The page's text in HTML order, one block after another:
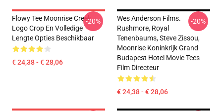
Flowy Tee Moonrise Creek
Logo Crop En Volledige
Lengte Opties Beschikbaar
€ 24,38 - € 28,06
-20%
Wes Anderson Films.
Rushmore, Royal
Tenenbaums, Steve Zissou,
Moonrise Koninkrijk Grand
Budapest Hotel Movie Tees
Film Directeur
€ 24,38 - € 28,06
-20%